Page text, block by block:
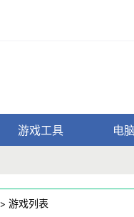
游戏工具 电
> 游戏列表